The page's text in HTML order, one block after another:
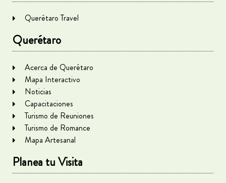
Querétaro Travel
Querétaro
Acerca de Querétaro
Mapa Interactivo
Noticias
Capacitaciones
Turismo de Reuniones
Turismo de Romance
Mapa Artesanal
Planea tu Visita